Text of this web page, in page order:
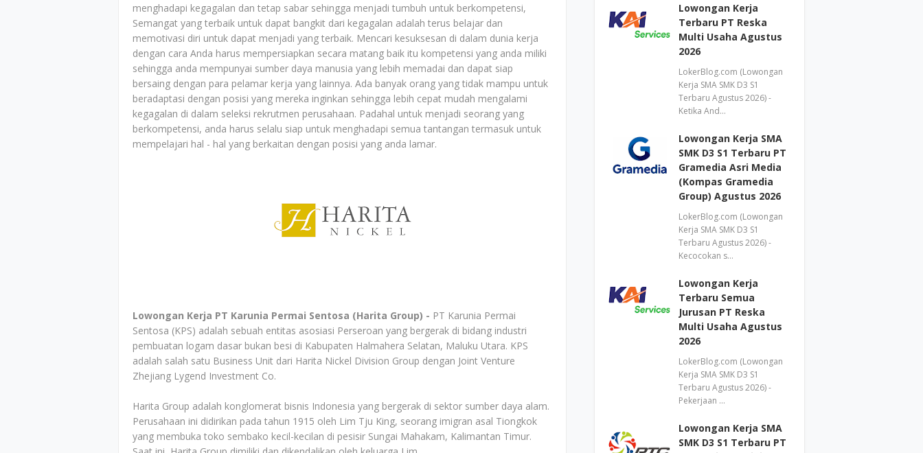
menghadapi kegagalan dan tetap sabar sehingga menjadi tumbuh untuk berkompetensi,
Semangat yang terbaik untuk dapat bangkit dari kegagalan adalah terus belajar dan
memotivasi diri untuk dapat menjadi yang terbaik. Mencari kesuksesan di dalam dunia kerja
dengan cara Anda harus mempersiapkan secara matang baik itu kompetensi yang anda miliki
sehingga anda mempunyai sumber daya manusia yang lebih memadai dan dapat siap
bersaing dengan para pelamar kerja yang lainnya. Ada banyak orang yang tidak mampu untuk
beradaptasi dengan posisi yang mereka inginkan sehingga lebih cepat mudah mengalami
kegagalan di dalam seleksi rekrutmen perusahaan. Padahal untuk menjadi seorang yang
berkompetensi, anda harus selalu siap untuk menghadapi semua tantangan termasuk untuk
mempelajari hal - hal yang berkaitan dengan posisi yang anda lamar.
Lowongan Kerja PT Karunia Permai Sentosa (Harita Group) - PT Karunia Permai
Sentosa (KPS) adalah sebuah entitas asosiasi Perseroan yang bergerak di bidang industri
pembuatan logam dasar bukan besi di Kabupaten Halmahera Selatan, Maluku Utara. KPS
adalah salah satu Business Unit dari Harita Nickel Division Group dengan Joint Venture
Zhejiang Lygend Investment Co.
Harita Group adalah konglomerat bisnis Indonesia yang bergerak di sektor sumber daya alam.
Perusahaan ini didirikan pada tahun 1915 oleh Lim Tju King, seorang imigran asal Tiongkok
yang membuka toko sembako kecil-kecilan di pesisir Sungai Mahakam, Kalimantan Timur.
Lowongan Kerja
Terbaru PT Reska
Multi Usaha Agustus
2026
LokerBlog.com (Lowongan
Kerja SMA SMK D3 S1
Terbaru Agustus 2026) -
Ketika And…
Lowongan Kerja SMA
SMK D3 S1 Terbaru PT
Gramedia Asri Media
(Kompas Gramedia
Group) Agustus 2026
LokerBlog.com (Lowongan
Kerja SMA SMK D3 S1
Terbaru Agustus 2026) -
Kecocokan s…
Lowongan Kerja
Terbaru Semua
Jurusan PT Reska
Multi Usaha Agustus
2026
LokerBlog.com (Lowongan
Kerja SMA SMK D3 S1
Terbaru Agustus 2026) -
Pekerjaan …
Lowongan Kerja SMA
SMK D3 S1 Terbaru PT